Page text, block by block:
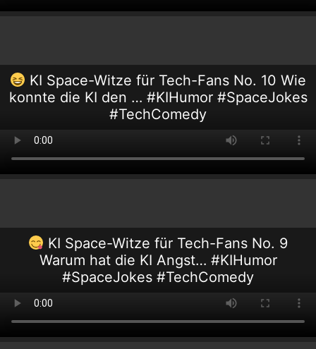
KI Space-Witze für Tech-Fans No. 10 Wie
konnte die KI den … #KIHumor #SpaceJokes
#TechComedy
KI Space-Witze für Tech-Fans No. 9
Warum hat die KI Angst… #KIHumor
#SpaceJokes #TechComedy